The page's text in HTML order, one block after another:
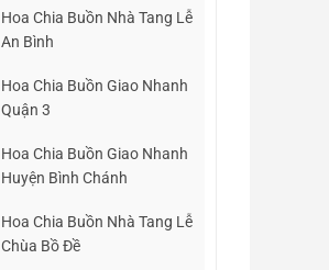
Hoa Chia Buồn Nhà Tang Lễ
An Bình
Hoa Chia Buồn Giao Nhanh
Quận 3
Hoa Chia Buồn Giao Nhanh
Huyện Bình Chánh
Hoa Chia Buồn Nhà Tang Lễ
Chùa Bồ Đề